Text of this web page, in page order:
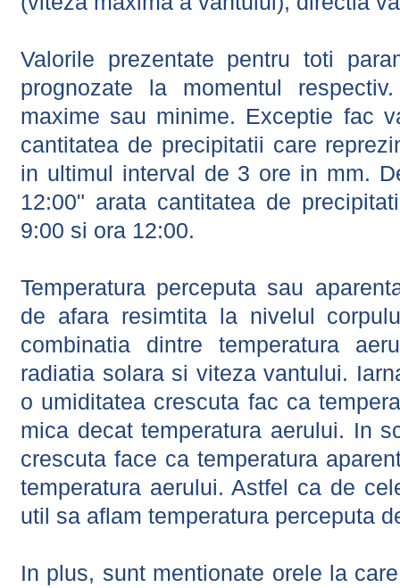
Valorile prezentate pentru toti
prognozate la momentul
maxime sau minime. Exceptie fac
cantitatea de precipitatii care
in ultimul interval de 3 ore in mm.
12:00" arata cantitatea de
9:00 si ora 12:00.
Temperatura perceputa sau
de afara resimtita la nivelul
combinatia dintre temperatura
radiatia solara si viteza vantului.
o umiditatea crescuta fac ca
mica decat temperatura aerului. In
crescuta face ca temperatura
temperatura aerului. Astfel ca de
util sa aflam temperatura perceputa
In plus, sunt mentionate orele la